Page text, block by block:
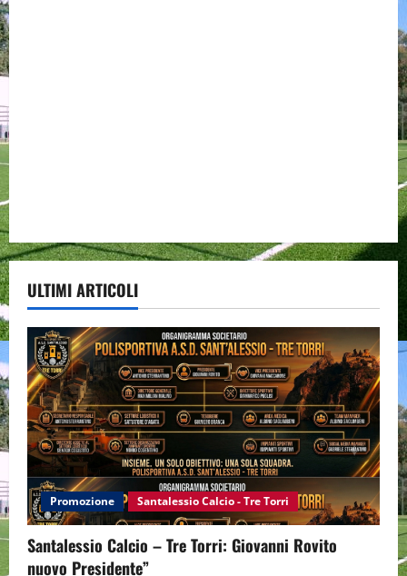
ULTIMI ARTICOLI
Promozione Santalessio Calcio - Tre Torri
Santalessio Calcio – Tre Torri: Giovanni Rovito
nuovo Presidente”